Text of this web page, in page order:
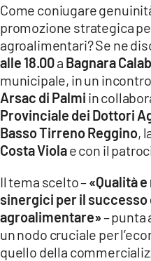
Network
LACPLAY.IT
LACTV.IT
LACONAIR.IT
LACITYMAG.IT
ILREGGINO.IT
COSENZACHANNEL.IT
ILVIBONESE.IT
CATANZAROCHANNEL.IT
Come coniugare
promozione strategica
agroalimentari? Se ne
alle 18.00a Bagnara
municipale, in un
Arsac di Palmi in
Provinciale dei Dottori
Basso Tirreno Reggino,
Costa Violae con il
Il tema scelto –«Qualità
sinergici per il successo
agroalimentare»– punta
un nodo cruciale per
quello della